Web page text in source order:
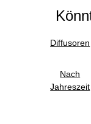
Diffusoren
Nach
Jahreszeit